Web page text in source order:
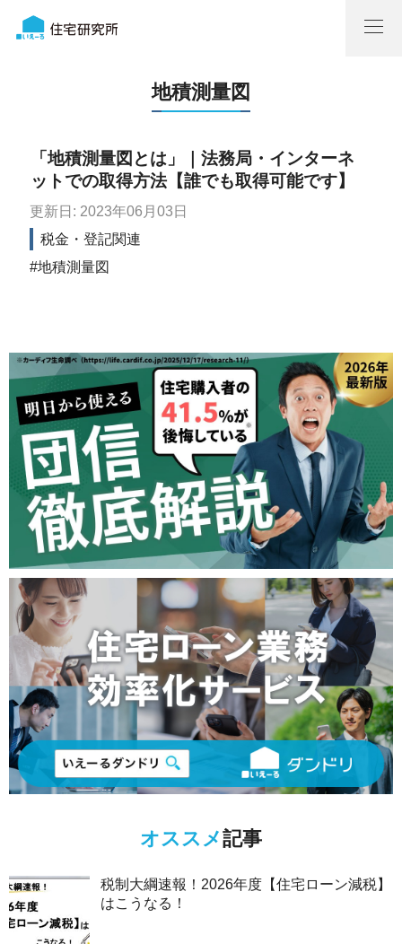
地積測量図
「地積測量図とは」｜法務局・インターネ
ットでの取得方法【誰でも取得可能です】
更新日: 2023年06月03日
税金・登記関連
地積測量図
オススメ記事
税制大綱速報！2026年度【住宅ローン減税】
はこうなる！